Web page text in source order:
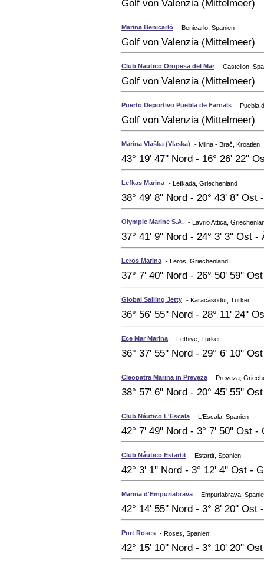
Golf von Valenzia (Mittelmeer)
Marina Benicarló - Benicarlo, Spanien
Golf von Valenzia (Mittelmeer)
Club Nautico Oropesa del Mar - Castellon,
Golf von Valenzia (Mittelmeer)
Puerto Deportivo Puebla de Farnals - Puebla
Golf von Valenzia (Mittelmeer)
Marina Vlaška (Vlaska) - Milna - Brač, Kroatien
43° 19' 47'' Nord - 16° 26' 22''
Lefkas Marina - Lefkada, Griechenland
38° 49' 8'' Nord - 20° 43' 8''
Olympic Marine S.A. - Lavrio Attica,
37° 41' 9'' Nord - 24° 3' 3'' Ost
Leros Marina - Leros, Griechenland
37° 7' 40'' Nord - 26° 50' 59''
Global Sailing Jetty - Karacasödüt, Türkei
36° 56' 55'' Nord - 28° 11' 24''
Ece Mar Marina - Fethiye, Türkei
36° 37' 55'' Nord - 29° 6' 10''
Cleopatra Marina in Preveza - Preveza,
38° 57' 6'' Nord - 20° 45' 55''
Club Náutico L'Escala - L'Escala, Spanien
42° 7' 49'' Nord - 3° 7' 50'' Ost
Club Náutico Estartit - Estartit, Spanien
42° 3' 1'' Nord - 3° 12' 4'' Ost -
Marina d'Empuriabrava - Empuriabrava,
42° 14' 55'' Nord - 3° 8' 20''
Port Roses - Roses, Spanien
42° 15' 10'' Nord - 3° 10' 20''